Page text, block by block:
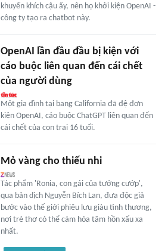
khuyến khích cậu ấy, nên họ khởi kiện OpenAI -
công ty tạo ra chatbot này.
OpenAI lần đầu đầu bị kiện với
cáo buộc liên quan đến cái chết
của người dùng
Một gia đình tại bang California đã đệ đơn
kiện OpenAI, cáo buộc ChatGPT liên quan đến
cái chết của con trai 16 tuổi.
Mỏ vàng cho thiếu nhi
Tác phẩm 'Ronia, con gái của tướng cướp',
qua bản dịch Nguyễn Bích Lan, đưa độc giả
bước vào thế giới phiêu lưu giàu tình thương,
nơi trẻ thơ có thể cảm hóa tâm hồn xấu xa
nhất.